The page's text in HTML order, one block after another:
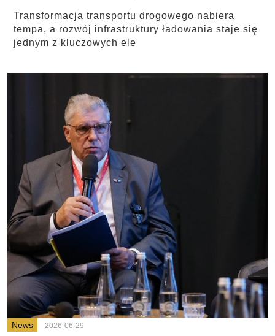
Transformacja transportu drogowego nabiera
tempa, a rozwój infrastruktury ładowania staje się
jednym z kluczowych ele
News 2026-06-29